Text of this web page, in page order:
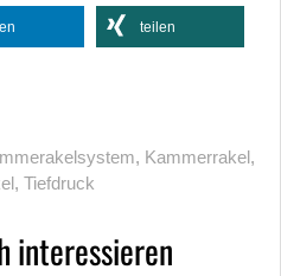
teilen
, Kammerrakel,
, Tiefdruck
interessieren